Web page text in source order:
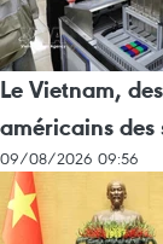
Le Vietnam,
américains
09/08/2026 09:56